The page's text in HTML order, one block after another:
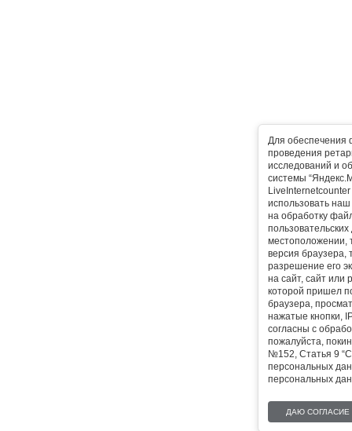
Для обеспечения
проведения
исследований и
системы
использовать
на обработку
местоположении,
версия браузера,
разрешение его
на сайт, сайт или
которой пришел
браузера,
нажатые кнопки,
согласны с
пожалуйста,
№152, Статья 9
персональных
персональных
ДАЮ СОГЛАСИЕ